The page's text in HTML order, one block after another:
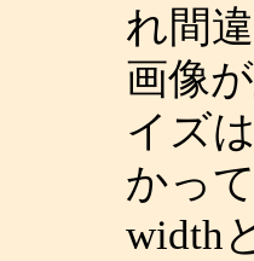
れ間
画像
イズ
かっ
width